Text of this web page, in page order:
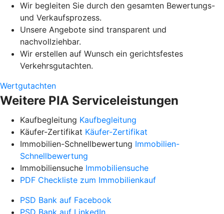
Wir begleiten Sie durch den gesamten Bewertungs-
und Verkaufsprozess.
Unsere Angebote sind transparent und
nachvollziehbar.
Wir erstellen auf Wunsch ein gerichtsfestes
Verkehrsgutachten.
Wertgutachten
Weitere PIA Serviceleistungen
Kaufbegleitung Kaufbegleitung
Käufer-Zertifikat Käufer-Zertifikat
Immobilien-Schnellbewertung Immobilien-
Schnellbewertung
Immobiliensuche Immobiliensuche
PDF Checkliste zum Immobilienkauf
PSD Bank auf Facebook
PSD Bank auf LinkedIn